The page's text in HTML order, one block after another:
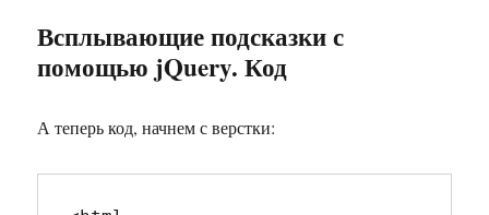
Всплывающие подсказки с
помощью jQuery. Код
А теперь код, начнем с верстки: